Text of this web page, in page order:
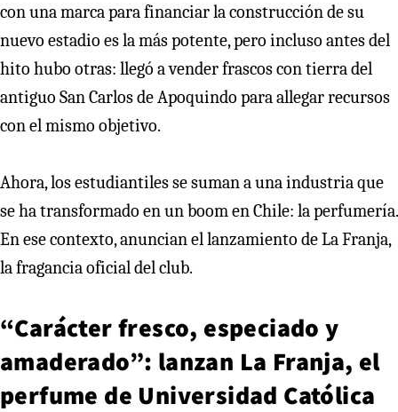
con una marca para financiar la construcción de su
nuevo estadio es la más potente, pero incluso antes del
hito hubo otras: llegó a vender frascos con tierra del
antiguo San Carlos de Apoquindo para allegar recursos
con el mismo objetivo.
Ahora, los estudiantiles se suman a una industria que
se ha transformado en un boom en Chile: la perfumería.
En ese contexto, anuncian el lanzamiento de La Franja,
la fragancia oficial del club.
“Carácter fresco, especiado y
amaderado”: lanzan La Franja, el
perfume de Universidad Católica